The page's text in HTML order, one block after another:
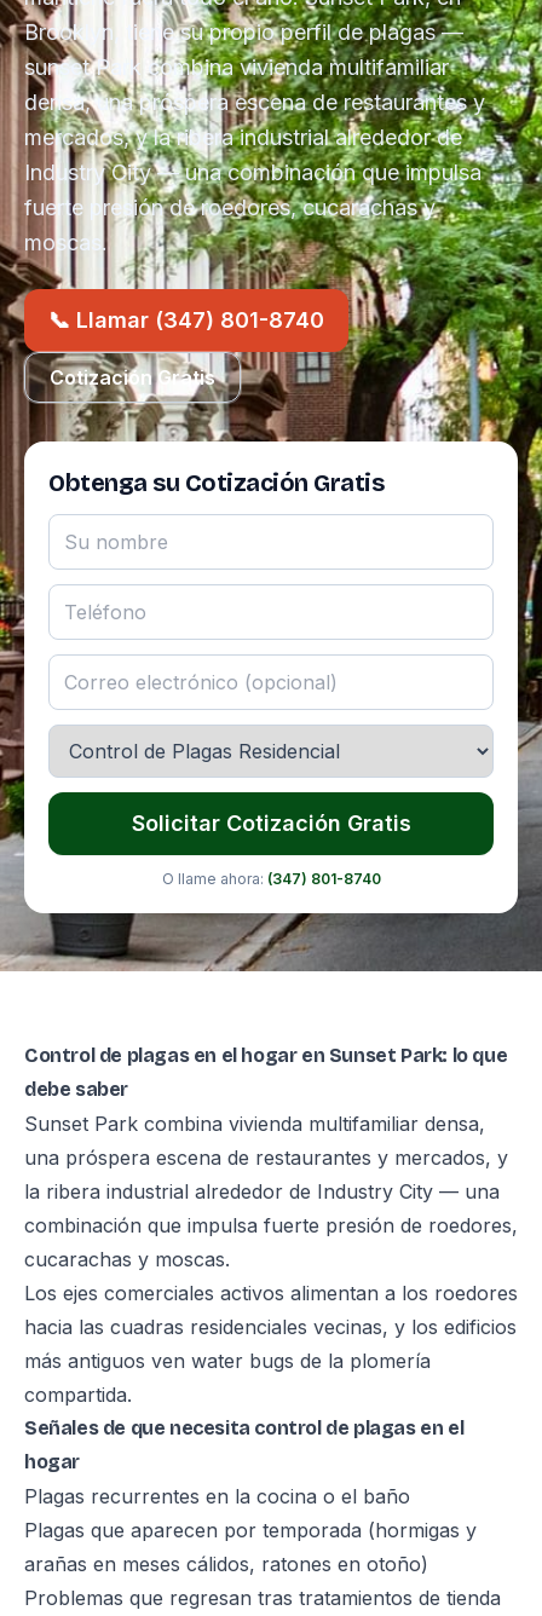
Brooklyn, tiene su propio perfil de plagas —
sunset Park combina vivienda multifamiliar
densa, una próspera escena de restaurantes y
mercados, y la ribera industrial alrededor de
Industry City — una combinación que impulsa
fuerte presión de roedores, cucarachas y
moscas.
📞 Llamar (347) 801-8740
Cotización Gratis
Obtenga su Cotización Gratis
Solicitar Cotización Gratis
O llame ahora: (347) 801-8740
Control de plagas en el hogar en Sunset Park: lo que
debe saber
Sunset Park combina vivienda multifamiliar densa,
una próspera escena de restaurantes y mercados, y
la ribera industrial alrededor de Industry City — una
combinación que impulsa fuerte presión de roedores,
cucarachas y moscas.
Los ejes comerciales activos alimentan a los roedores
hacia las cuadras residenciales vecinas, y los edificios
más antiguos ven water bugs de la plomería
compartida.
Señales de que necesita control de plagas en el
hogar
Plagas recurrentes en la cocina o el baño
Plagas que aparecen por temporada (hormigas y
arañas en meses cálidos, ratones en otoño)
Problemas que regresan tras tratamientos de tienda